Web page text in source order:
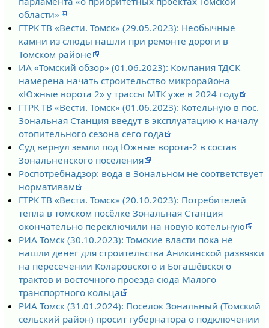
области»
ГТРК ТВ «Вести. Томск» (29.05.2023): Необычные
камни из слюды нашли при ремонте дороги в
Томском районе
ИА «Томский обзор» (01.06.2023): Компания ТДСК
намерена начать строительство микрорайона
«Южные ворота 2» у трассы МТК уже в 2024 году
ГТРК ТВ «Вести. Томск» (01.06.2023): Котельную в пос.
Зональная Станция введут в эксплуатацию к началу
отопительного сезона сего года
Суд вернул земли под Южные ворота-2 в состав
Зональненского поселения
Роспотребнадзор: вода в Зональном не соответствует
нормативам
ГТРК ТВ «Вести. Томск» (20.10.2023): Потребителей
тепла в томском посёлке Зональная Станция
окончательно переключили на новую котельную
РИА Томск (30.10.2023): Томские власти пока не
нашли денег для строительства Аникинской развязки
на пересечении Коларовского и Богашёвского
трактов и восточного проезда сюда Малого
транспортного кольца
РИА Томск (31.01.2024): Посёлок Зональный (Томский
сельский район) просит губернатора о подключении